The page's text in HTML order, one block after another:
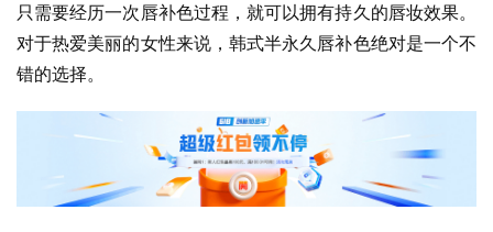
只需要经历一次唇补色过程，就可以拥有持久的唇妆效果。
对于热爱美丽的女性来说，韩式半永久唇补色绝对是一个不
错的选择。